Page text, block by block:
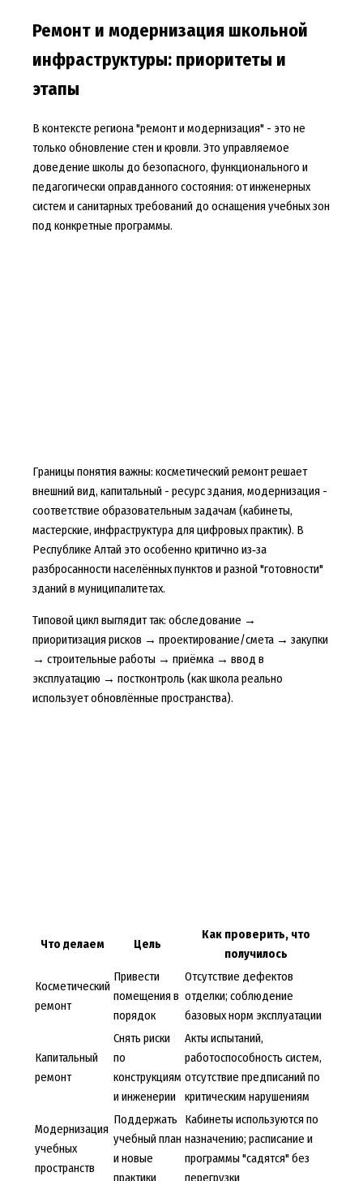
Ремонт и модернизация школьной
инфраструктуры: приоритеты и
этапы
В контексте региона "ремонт и модернизация" - это не
только обновление стен и кровли. Это управляемое
доведение школы до безопасного, функционального и
педагогически оправданного состояния: от инженерных
систем и санитарных требований до оснащения учебных зон
под конкретные программы.
Границы понятия важны: косметический ремонт решает
внешний вид, капитальный - ресурс здания, модернизация -
соответствие образовательным задачам (кабинеты,
мастерские, инфраструктура для цифровых практик). В
Республике Алтай это особенно критично из‑за
разбросанности населённых пунктов и разной "готовности"
зданий в муниципалитетах.
Типовой цикл выглядит так: обследование →
приоритизация рисков → проектирование/смета → закупки
→ строительные работы → приёмка → ввод в
эксплуатацию → постконтроль (как школа реально
использует обновлённые пространства).
Что делаем Цель
Как проверить, что
получилось
Косметический
ремонт
Привести
помещения в
порядок
Отсутствие дефектов
отделки; соблюдение
базовых норм эксплуатации
Капитальный
ремонт
Снять риски
по
конструкциям
и инженерии
Акты испытаний,
работоспособность систем,
отсутствие предписаний по
критическим нарушениям
Модернизация
учебных
пространств
Поддержать
учебный план
и новые
практики
Кабинеты используются по
назначению; расписание и
программы "садятся" без
перегрузки